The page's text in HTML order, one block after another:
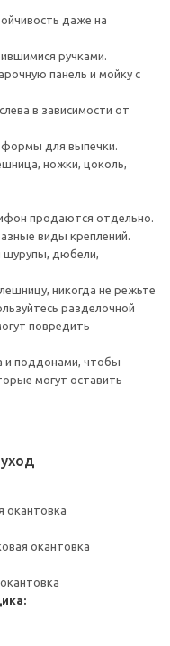
даже на
ручками.
панель и мойку с
в зависимости от
для выпечки.
ножки, цоколь,
продаются отдельно.
виды креплений.
дюбели,
никогда не режьте
разделочной
повредить
и поддонами, чтобы
могут оставить
окантовка
окантовка